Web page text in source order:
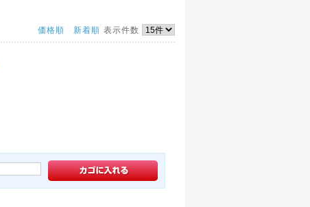
価格順 新着順 表示件数